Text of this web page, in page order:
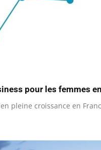
pour les femmes
pleine croissance en